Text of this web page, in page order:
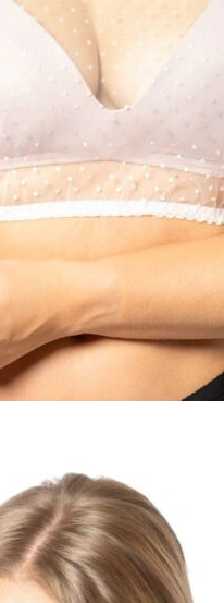
mychoice mit Tupfen –
Style-Events. Hochwertige
kleinen Stehkragen